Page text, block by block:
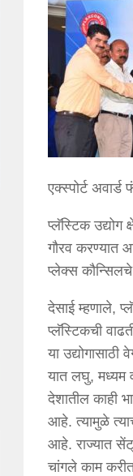
एक्स्पोर्ट
प्लॅस्टिक उद्योग
गौरव करण्यात
प्लेक्स
देसाई म्हणाले,
प्लॅस्टिकची
या
यात लघु, मध्यम
देशातील काही
आहे. त्यामुळे
आहे. राज्यात
चांगले काम